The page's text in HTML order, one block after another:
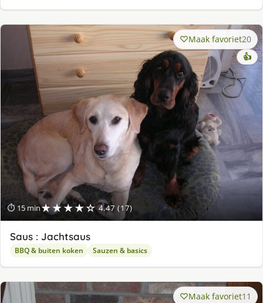
⏱ 15 min★★★★☆ 4.47 (17)
Maak favoriet20
👍
Saus : Jachtsaus
BBQ & buiten koken Sauzen & basics
Maak favoriet11